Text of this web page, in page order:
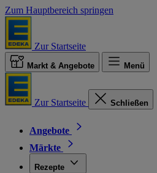
Zum Hauptbereich springen
Zur Startseite
Markt & Angebote Menü
Zur Startseite Schließen
Angebote
Märkte
Rezepte